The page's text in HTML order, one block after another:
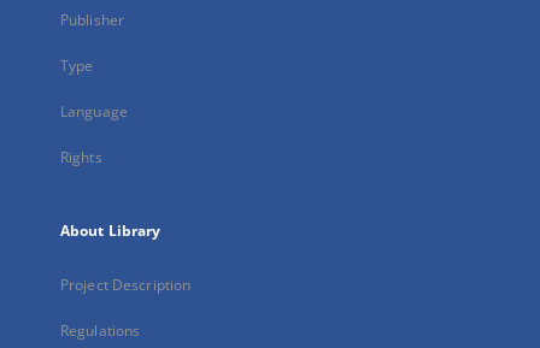
Publisher
Type
Language
Rights
About Library
Project Description
Regulations